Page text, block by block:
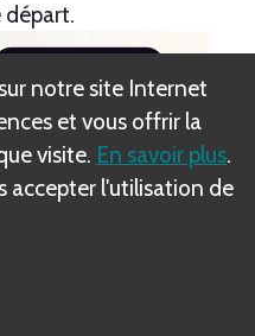
départ.
notre site Internet
et vous offrir la
visite. En savoir plus.
accepter l'utilisation de